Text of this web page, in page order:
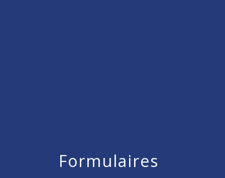
Formulaires